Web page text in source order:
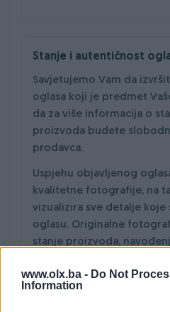
www.olx.ba - Do Not
Information
Stanje i autentičnost
Savjetujemo Vam da
oglasa koji je predmet
da za više informacija o
proizvoda budete
prodavca.
Uspjehu objavljenog
kvalitetne fotografije, na
vizualizira sve detalje koje
oglasu. Originalne
stanje proizvoda,
stanje proizvoda, kao i